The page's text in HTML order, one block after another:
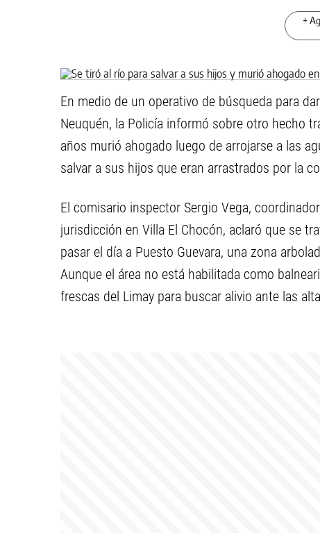
+
En medio de un operativo de búsqueda para
Neuquén, la Policía informó sobre otro hecho
años murió ahogado luego de arrojarse a las
salvar a sus hijos que eran arrastrados por la
El comisario inspector Sergio Vega,
jurisdicción en Villa El Chocón, aclaró que se
pasar el día a Puesto Guevara, una zona
Aunque el área no está habilitada como
frescas del Limay para buscar alivio ante las